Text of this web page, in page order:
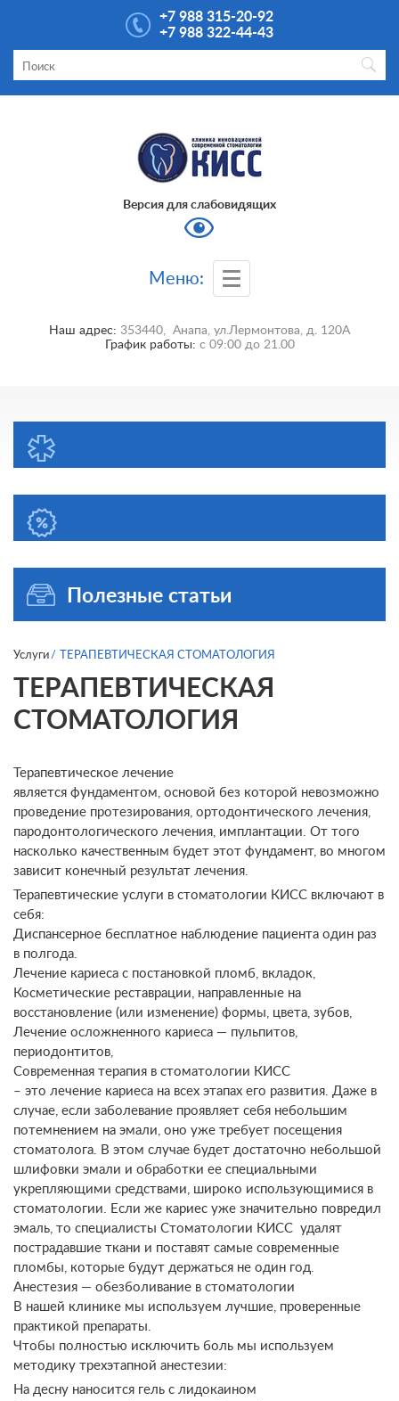
+7 988 315-20-92
+7 988 322-44-43
Версия для слабовидящих
Меню:
Наш адрес: 353440, Анапа, ул.Лермонтова, д. 120А
График работы: с 09:00до 21.00
Полезные статьи
Услуги ТЕРАПЕВТИЧЕСКАЯ СТОМАТОЛОГИЯ
ТЕРАПЕВТИЧЕСКАЯ
СТОМАТОЛОГИЯ
Терапевтическое лечение
является фундаментом, основой без которой невозможно
проведение протезирования, ортодонтического лечения,
пародонтологического лечения, имплантации. От того
насколько качественным будет этот фундамент, во многом
зависит конечный результат лечения.
Терапевтические услуги в стоматологии КИСС включают в
себя:
Диспансерное бесплатное наблюдение пациента один раз
в полгода.
Лечение кариеса с постановкой пломб, вкладок,
Косметические реставрации, направленные на
восстановление (или изменение) формы, цвета, зубов,
Лечение осложненного кариеса — пульпитов,
периодонтитов,
Современная терапия в стоматологии КИСС
– это лечение кариеса на всех этапах его развития. Даже в
случае, если заболевание проявляет себя небольшим
потемнением на эмали, оно уже требует посещения
стоматолога. В этом случае будет достаточно небольшой
шлифовки эмали и обработки ее специальными
укрепляющими средствами, широко использующимися в
стоматологии. Если же кариес уже значительно повредил
эмаль, то специалисты Стоматологии КИСС удалят
пострадавшие ткани и поставят самые современные
пломбы, которые будут держаться не один год.
Анестезия — обезболивание в стоматологии
В нашей клинике мы используем лучшие, проверенные
практикой препараты.
Чтобы полностью исключить боль мы используем
методику трехэтапной анестезии:
На десну наносится гель с лидокаином